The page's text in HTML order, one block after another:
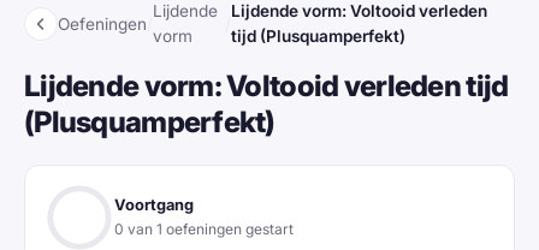
Oefeningen
Lijdende
vorm
Lijdende vorm: Voltooid verleden
tijd (Plusquamperfekt)
Lijdende vorm: Voltooid verleden tijd
(Plusquamperfekt)
Voortgang
0 van 1 oefeningen gestart